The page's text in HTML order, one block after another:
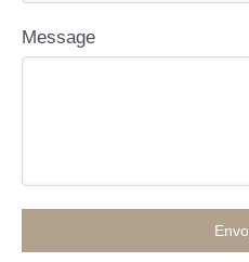
Message